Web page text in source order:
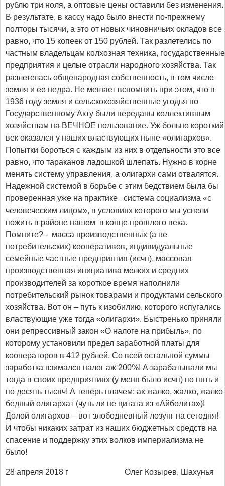
рублю три ноля, а оптовые цены оставили без изменения.
В результате, в кассу надо было внести по-прежнему
полторы тысячи, а это от новых чиновничьих окладов все
равно, что 15 копеек от 150 рублей. Так разлетелись по
частным владельцам колхозная техника, государственные
предприятия и целые отрасли народного хозяйства. Так
разлетелась общенародная собственность, в том числе
земля и ее недра. Не мешает вспомнить при этом, что в
1936 году земля и сельскохозяйственные угодья по
Государственному Акту были переданы коллективным
хозяйствам на ВЕЧНОЕ пользование. Уж больно короткий
век оказался у наших властвующих ныне «олигархов».
Попытки бороться с каждым из них в отдельности это все
равно, что тараканов ладошкой шлепать. Нужно в корне
менять систему управления, а олигархи сами отвалятся.
Надежной системой в борьбе с этим бедствием была бы
проверенная уже на практике система социализма «с
человеческим лицом», в условиях которого мы успели
пожить в районе нашем в конце прошлого века.
Помните? - масса производственных (а не
потребительских) кооперативов, индивидуальные
семейные частные предприятия (исчп), массовая
производственная инициатива мелких и средних
производителей за короткое время наполнили
потребительский рынок товарами и продуктами сельского
хозяйства. Вот он – путь к изобилию, которого испугались
властвующие уже тогда «олигархи». Быстренько приняли
они репрессивный закон «О налоге на прибыль», по
которому установили предел заработной платы для
кооператоров в 412 рублей. Со всей остальной суммы
заработка взимался налог аж 200%! А зарабатывали мы
тогда в своих предприятиях (у меня было исчп) по пять и
по десять тысяч! А теперь плачем: ах жалко, жалко, жалко
бедный олигархат (чуть ли не цитата из «Айболита»)!
Долой олигархов – вот злободневный лозунг на сегодня!
И чтобы никаких затрат из наших бюджетных средств на
спасение и поддержку этих волков империализма не
было!
28 апреля 2018 г Олег Козырев, Шахунья